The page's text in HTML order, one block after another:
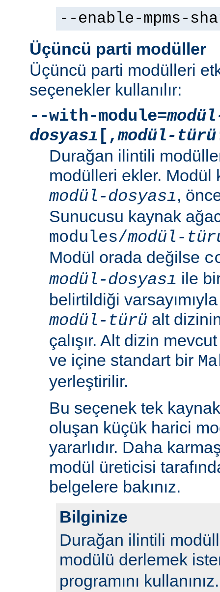
--enable-mpms-
Üçüncü parti modüller
Üçüncü parti modülleri
seçenekler kullanılır:
--with-module=
dosyası [,modül-türü
Durağan ilintili
modülleri ekler. Modül
modül-dosyası,
Sunucusu kaynak
modules/modül-
Modül orada değilse
modül-dosyası ile
belirtildiği
modül-türü alt
çalışır. Alt dizin
ve içine standart bir
yerleştirilir.
Bu seçenek tek
oluşan küçük harici
yararlıdır. Daha
modül üreticisi
belgelere bakınız.
Bilginize
Durağan ilintili
modülü derlemek
programını kullanınız.